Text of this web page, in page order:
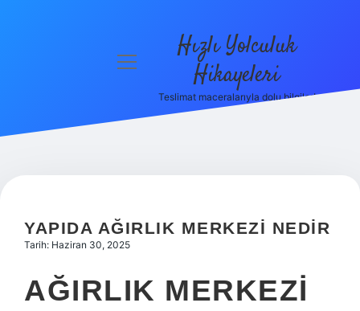
Hakkımızda
menüyü
Hızlı Yolculuk
Hikayeleri
Teslimat maceralarıyla dolu bilgiler!
YAPIDA AĞIRLIK MERKEZI NEDIR
Tarih: Haziran 30, 2025
AĞIRLIK MERKEZI